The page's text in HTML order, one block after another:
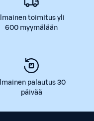
Ilmainen toimitus yli
600 myymälään
Ilmainen palautus 30
päivää